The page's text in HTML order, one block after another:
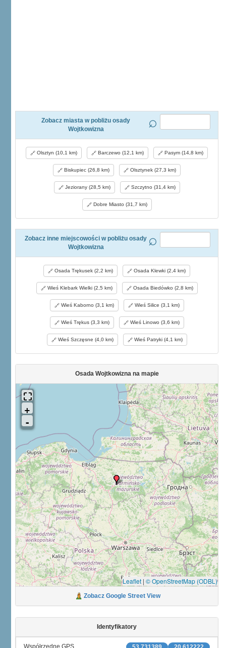
Zobacz miasta w pobliżu osady
Wojtkowizna
Olsztyn (10,1 km) Barczewo (12,1 km) Pasym (14,8 km)
Biskupiec (26,8 km) Olsztynek (27,3 km)
Jeziorany (28,5 km) Szczytno (31,4 km)
Dobre Miasto (31,7 km)
Zobacz inne miejscowości w pobliżu osady
Wojtkowizna
Osada Trękusek (2,2 km) Osada Klewki (2,4 km)
Wieś Klebark Wielki (2,5 km) Osada Biedówko (2,8 km)
Wieś Kaborno (3,1 km) Wieś Silice (3,1 km)
Wieś Trękus (3,3 km) Wieś Linowo (3,6 km)
Wieś Szczęsne (4,0 km) Wieś Patryki (4,1 km)
Osada Wojtkowizna na mapie
Leaflet | © OpenStreetMap (ODBL)
Zobacz Google Street View
Identyfikatory
Współrzędne GPS